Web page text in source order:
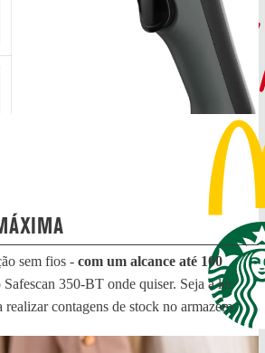
sem fios - com um alcance até 100
350-BT onde quiser. Seja a ler
contagens de stock no armazém.